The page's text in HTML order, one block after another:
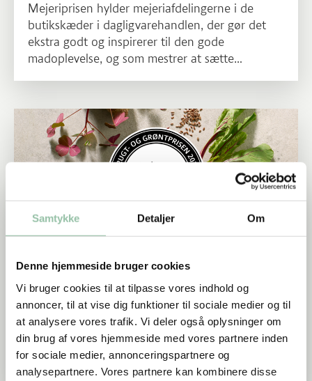
Samtykke Detaljer Om
Denne hjemmeside bruger cookies
Vi bruger cookies til at tilpasse vores indhold og
annoncer, til at vise dig funktioner til sociale medier og til
at analysere vores trafik. Vi deler også oplysninger om
din brug af vores hjemmeside med vores partnere inden
for sociale medier, annonceringspartnere og
analysepartnere. Vores partnere kan kombinere disse
Mejeriprisen hylder mejeriafdelingerne i de
butikskæder i dagligvarehandlen, der gør det
ekstra godt og inspirerer til den gode
madoplevelse, og som mestrer at sætte
Læs mere om Frugt- og Grøntprisen
Frugt- og Grøntprisen
Frugt- og grøntprisen er med til at sætte skub i
den grønne udvikling. Prisen hylder de ildsjæle,
der er ambassadører for frugt og grønt ude i
landets butikker.